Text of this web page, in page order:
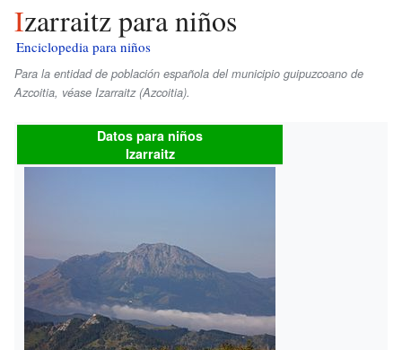
Izarraitz para niños
Enciclopedia para niños
Para la entidad de población española del municipio guipuzcoano de
Azcoitia, véase Izarraitz (Azcoitia).
Datos para niños
Izarraitz